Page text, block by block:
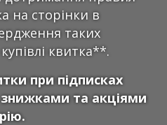
на сторінки в
таких
квитка**.
при підписках
та акціями